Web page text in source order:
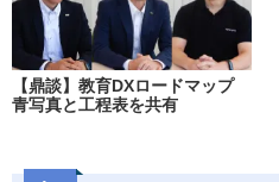
【鼎談】教育DXロードマップ
青写真と工程表を共有